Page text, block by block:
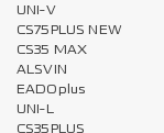
UNI-V
CS75PLUS NEW
CS35 MAX
ALSVIN
EADOplus
UNI-L
CS35PLUS